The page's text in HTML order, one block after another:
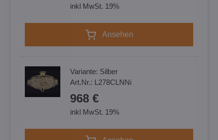
inkl MwSt. 19%
Ansehen
Variante: Silber
Art.Nr.: L278CLNNi
968 €
inkl MwSt. 19%